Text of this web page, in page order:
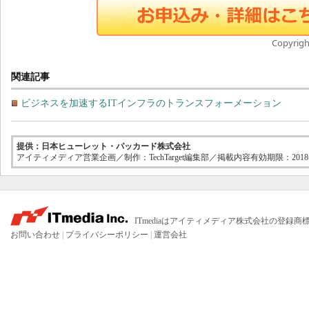
関連記事
ビジネスを加速するITインフラのトランスフォーメーション
提供：日本ヒューレット・パッカード株式会社
アイティメディア営業企画／制作：TechTarget編集部／掲載内容有効期限：
ITmediaはアイティメディア株式会社の登録商
お問い合わせ
プライバシーポリシー 運営会社